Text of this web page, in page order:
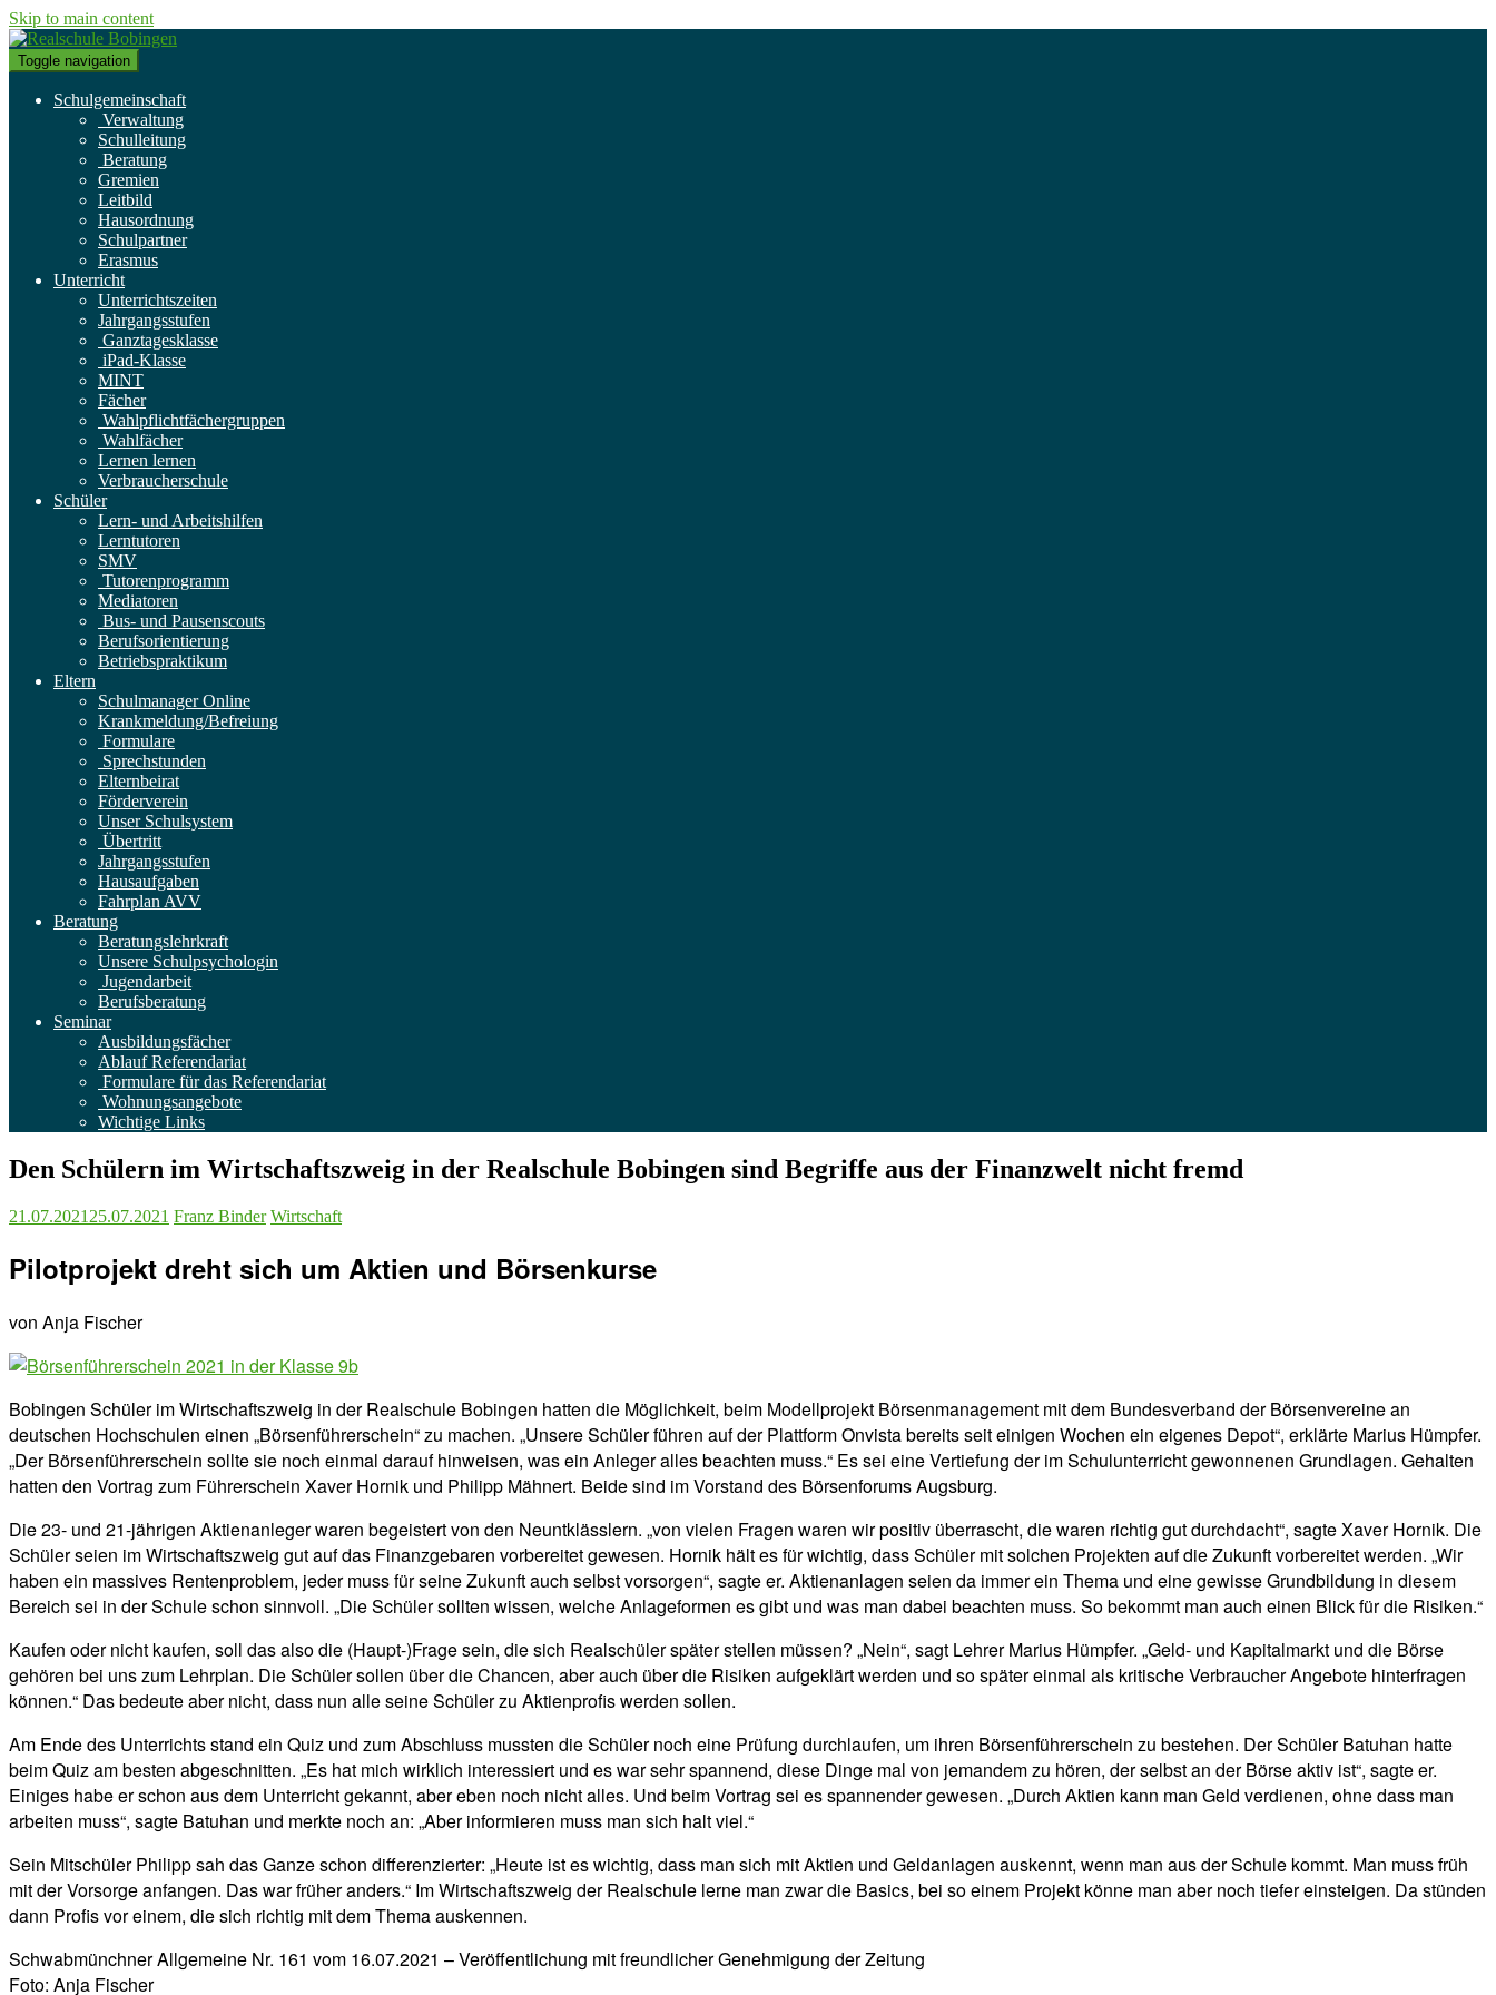
Skip to main content
Toggle navigation
Schulgemeinschaft
Verwaltung
Schulleitung
Beratung
Gremien
Leitbild
Hausordnung
Schulpartner
Erasmus
Unterricht
Unterrichtszeiten
Jahrgangsstufen
Ganztagesklasse
iPad-Klasse
MINT
Fächer
Wahlpflichtfächergruppen
Wahlfächer
Lernen lernen
Verbraucherschule
Schüler
Lern- und Arbeitshilfen
Lerntutoren
SMV
Tutorenprogramm
Mediatoren
Bus- und Pausenscouts
Berufsorientierung
Betriebspraktikum
Eltern
Schulmanager Online
Krankmeldung/Befreiung
Formulare
Sprechstunden
Elternbeirat
Förderverein
Unser Schulsystem
Übertritt
Jahrgangsstufen
Hausaufgaben
Fahrplan AVV
Beratung
Beratungslehrkraft
Unsere Schulpsychologin
Jugendarbeit
Berufsberatung
Seminar
Ausbildungsfächer
Ablauf Referendariat
Formulare für das Referendariat
Wohnungsangebote
Wichtige Links
Den Schülern im Wirtschaftszweig in der Realschule Bobingen sind Begriffe aus der Finanzwelt nicht fremd
21.07.2021 25.07.2021 Franz Binder Wirtschaft
Pilotprojekt dreht sich um Aktien und Börsenkurse
von Anja Fischer
Bobingen Schüler im Wirtschaftszweig in der Realschule Bobingen hatten die Möglichkeit, beim Modellprojekt Börsenmanagement mit dem Bundesverband der Börsenvereine an
deutschen Hochschulen einen „Börsenführerschein“ zu machen. „Unsere Schüler führen auf der Plattform Onvista bereits seit einigen Wochen ein eigenes Depot“, erklärte Marius Hümpfer.
„Der Börsenführerschein sollte sie noch einmal darauf hinweisen, was ein Anleger alles beachten muss.“ Es sei eine Vertiefung der im Schulunterricht gewonnenen Grundlagen. Gehalten
hatten den Vortrag zum Führerschein Xaver Hornik und Philipp Mähnert. Beide sind im Vorstand des Börsenforums Augsburg.
Die 23- und 21-jährigen Aktienanleger waren begeistert von den Neuntklässlern. „von vielen Fragen waren wir positiv überrascht, die waren richtig gut durchdacht“, sagte Xaver Hornik. Die
Schüler seien im Wirtschaftszweig gut auf das Finanzgebaren vorbereitet gewesen. Hornik hält es für wichtig, dass Schüler mit solchen Projekten auf die Zukunft vorbereitet werden. „Wir
haben ein massives Rentenproblem, jeder muss für seine Zukunft auch selbst vorsorgen“, sagte er. Aktienanlagen seien da immer ein Thema und eine gewisse Grundbildung in diesem
Bereich sei in der Schule schon sinnvoll. „Die Schüler sollten wissen, welche Anlageformen es gibt und was man dabei beachten muss. So bekommt man auch einen Blick für die Risiken.“
Kaufen oder nicht kaufen, soll das also die (Haupt-)Frage sein, die sich Realschüler später stellen müssen? „Nein“, sagt Lehrer Marius Hümpfer. „Geld- und Kapitalmarkt und die Börse
gehören bei uns zum Lehrplan. Die Schüler sollen über die Chancen, aber auch über die Risiken aufgeklärt werden und so später einmal als kritische Verbraucher Angebote hinterfragen
können.“ Das bedeute aber nicht, dass nun alle seine Schüler zu Aktienprofis werden sollen.
Am Ende des Unterrichts stand ein Quiz und zum Abschluss mussten die Schüler noch eine Prüfung durchlaufen, um ihren Börsenführerschein zu bestehen. Der Schüler Batuhan hatte
beim Quiz am besten abgeschnitten. „Es hat mich wirklich interessiert und es war sehr spannend, diese Dinge mal von jemandem zu hören, der selbst an der Börse aktiv ist“, sagte er.
Einiges habe er schon aus dem Unterricht gekannt, aber eben noch nicht alles. Und beim Vortrag sei es spannender gewesen. „Durch Aktien kann man Geld verdienen, ohne dass man
arbeiten muss“, sagte Batuhan und merkte noch an: „Aber informieren muss man sich halt viel.“
Sein Mitschüler Philipp sah das Ganze schon differenzierter: „Heute ist es wichtig, dass man sich mit Aktien und Geldanlagen auskennt, wenn man aus der Schule kommt. Man muss früh
mit der Vorsorge anfangen. Das war früher anders.“ Im Wirtschaftszweig der Realschule lerne man zwar die Basics, bei so einem Projekt könne man aber noch tiefer einsteigen. Da stünden
dann Profis vor einem, die sich richtig mit dem Thema auskennen.
Schwabmünchner Allgemeine Nr. 161 vom 16.07.2021 – Veröffentlichung mit freundlicher Genehmigung der Zeitung
Foto: Anja Fischer